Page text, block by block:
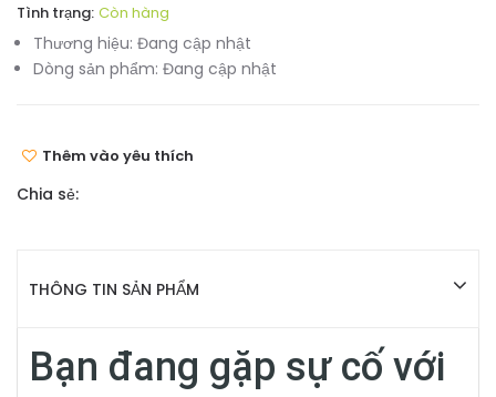
Tình trạng: Còn hàng
Thương hiệu: Đang cập nhật
Dòng sản phẩm: Đang cập nhật
Thêm vào yêu thích
Chia sẻ:
THÔNG TIN SẢN PHẨM
Bạn đang gặp sự cố với